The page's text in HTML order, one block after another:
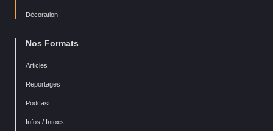
Décoration
Nos Formats
Articles
Reportages
Podcast
Infos / Intoxs